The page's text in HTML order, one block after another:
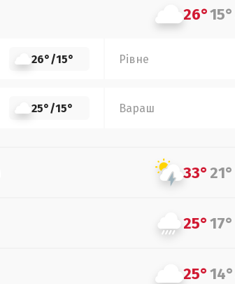
26°15°
26°/15° Рівне
25°/15° Вараш
33°21°
25°17°
25°14°